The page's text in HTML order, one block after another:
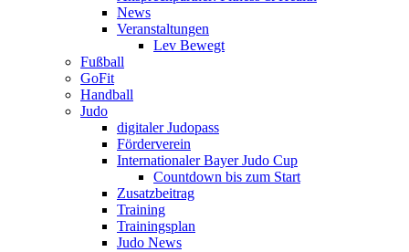
News
Veranstaltungen
Lev Bewegt
Fußball
GoFit
Handball
Judo
digitaler Judopass
Förderverein
Internationaler Bayer Judo Cup
Countdown bis zum Start
Zusatzbeitrag
Training
Trainingsplan
Judo News